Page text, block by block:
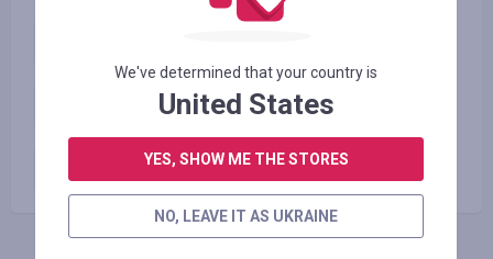
Всі інші товари
«Apple»
We've determined that your country is
United States
YES, SHOW ME THE STORES
NO, LEAVE IT AS UKRAINE